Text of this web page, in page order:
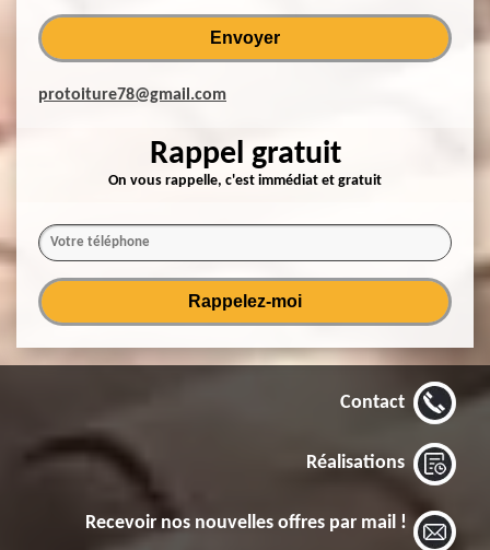
protoiture78@gmail.com
Rappel gratuit
On vous rappelle, c'est immédiat et gratuit
Contact
Réalisations
Recevoir nos nouvelles offres par mail !